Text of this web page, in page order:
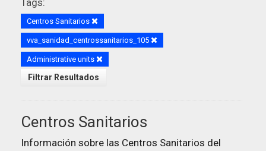
Tags:
Centros Sanitarios
vva_sanidad_centrossanitarios_105
Administrative units
Filtrar Resultados
Centros Sanitarios
Información sobre las Centros Sanitarios del